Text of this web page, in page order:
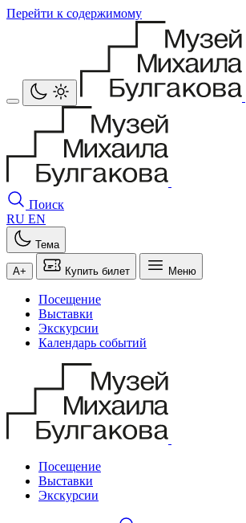
Перейти к содержимому
Поиск
RU EN
Тема
A+ Купить билет Меню
Посещение
Выставки
Экскурсии
Календарь событий
Посещение
Выставки
Экскурсии